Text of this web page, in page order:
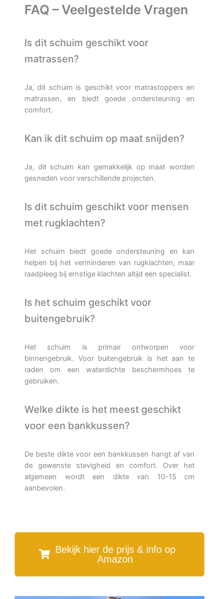
FAQ – Veelgestelde Vragen
Is dit schuim geschikt voor
matrassen?
Ja, dit schuim is geschikt voor matrastoppers en
matrassen, en biedt goede ondersteuning en
comfort.
Kan ik dit schuim op maat snijden?
Ja, dit schuim kan gemakkelijk op maat worden
gesneden voor verschillende projecten.
Is dit schuim geschikt voor mensen
met rugklachten?
Het schuim biedt goede ondersteuning en kan
helpen bij het verminderen van rugklachten, maar
raadpleeg bij ernstige klachten altijd een specialist.
Is het schuim geschikt voor
buitengebruik?
Het schuim is primair ontworpen voor
binnengebruik. Voor buitengebruik is het aan te
raden om een waterdichte beschermhoes te
gebruiken.
Welke dikte is het meest geschikt
voor een bankkussen?
De beste dikte voor een bankkussen hangt af van
de gewenste stevigheid en comfort. Over het
algemeen wordt een dikte van 10-15 cm
aanbevolen.
Bekijk hier de prijs & info op
Amazon